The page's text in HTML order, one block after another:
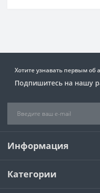
Хотите узнавать первым об
Подпишитесь на нашу
Информация
Категории